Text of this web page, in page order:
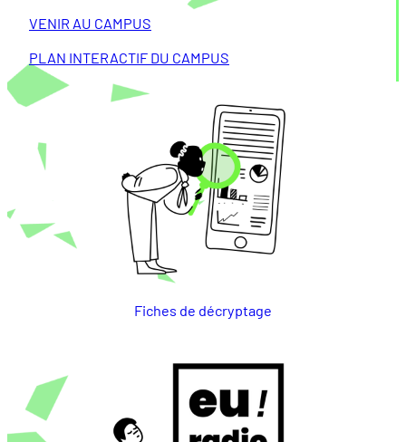
VENIR AU CAMPUS
PLAN INTERACTIF DU CAMPUS
Fiches de décryptage